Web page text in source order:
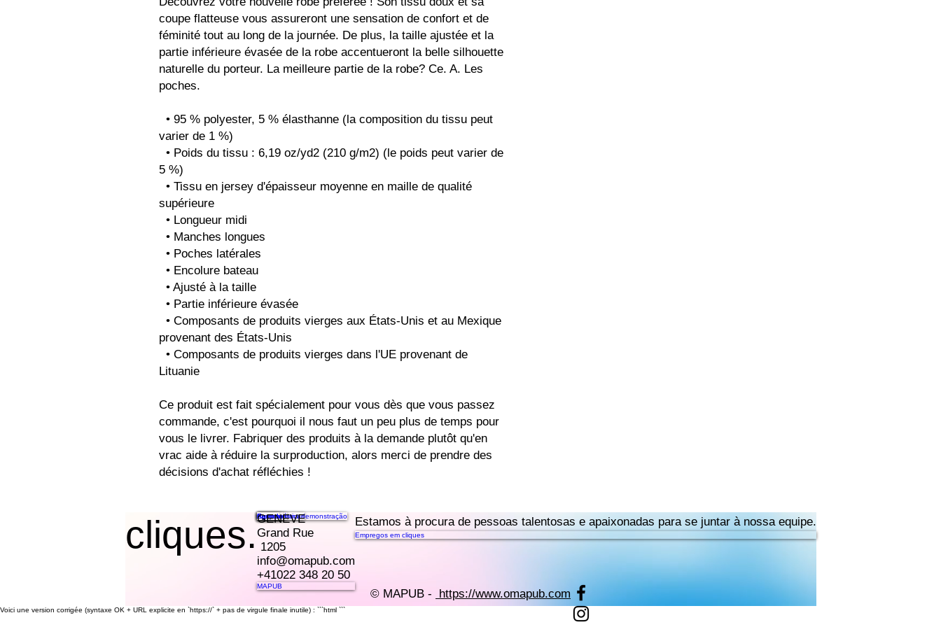
coupe flatteuse vous assureront une sensation de confort et de
féminité tout au long de la journée. De plus, la taille ajustée et la
partie inférieure évasée de la robe accentueront la belle silhouette
naturelle du porteur. La meilleure partie de la robe? Ce. A. Les
poches.
varier de 1 %)
5 %)
supérieure
  • Longueur midi
  • Manches longues
  • Poches latérales
  • Encolure bateau
  • Ajusté à la taille
  • Partie inférieure évasée
provenant des États-Unis
Lituanie
Ce produit est fait spécialement pour vous dès que vous passez
commande, c'est pourquoi il nous faut un peu plus de temps pour
vous le livrer. Fabriquer des produits à la demande plutôt qu'en
vrac aide à réduire la surproduction, alors merci de prendre des
décisions d'achat réfléchies !
cliques.Características
Preços
Recursos
Contato
Agende uma demonstração
GENEVE
Grand Rue
1205
info@omapub.com
+41022 348 20 50
MAPUB
Estamos à procura de pessoas talentosas e apaixonadas para se juntar à nossa equipe.
Empregos em cliques
© MAPUB - https://www.omapub.com
Voici une version corrigée (syntaxe OK + URL explicite en `https://` + pas de virgule finale inutile) : ```html ```